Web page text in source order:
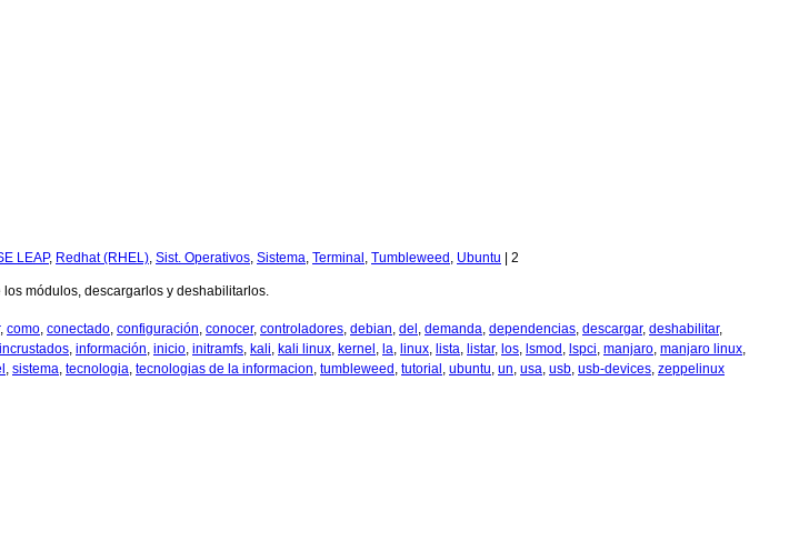
LEAP, Redhat (RHEL), Sist. Operativos, Sistema, Terminal , Tumbleweed , Ubuntu 2
módulos, descargarlos y deshabilitarlos.
, como, conectado, configuración, conocer, controladores, debian, del , demanda, dependencias, descargar, deshabilitar,
incrustados, información, inicio, initramfs, kali, kali linux, kernel , la, linux, lista, listar, los, lsmod , lspci, manjaro, manjaro linux,
, sistema, tecnologia, tecnologias de la informacion, tumbleweed , tutorial , ubuntu, un, usa, usb, usb-devices, zeppelinux